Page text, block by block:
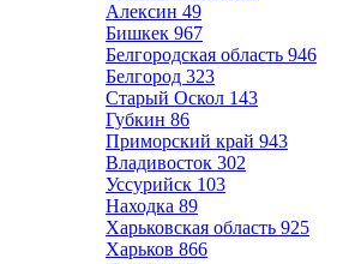
Алексин 49
Бишкек 967
Белгородская область 946
Белгород 323
Старый Оскол 143
Губкин 86
Приморский край 943
Владивосток 302
Уссурийск 103
Находка 89
Харьковская область 925
Харьков 866